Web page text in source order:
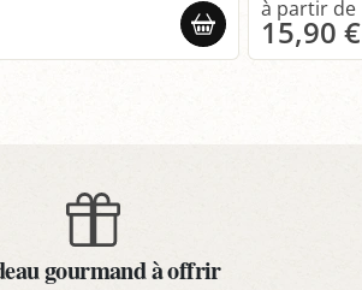
15,90 €
gourmand à offrir